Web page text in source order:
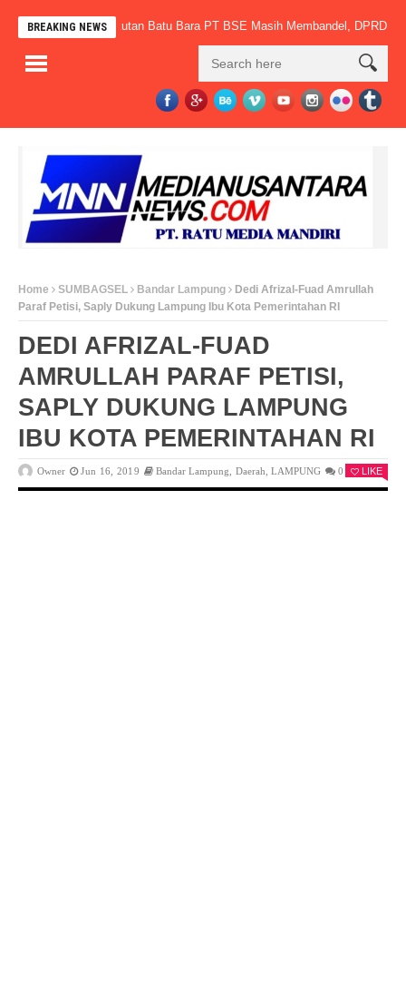
BREAKING NEWS
Bertaring, Angkutan Batu Bara PT BSE Masih Membandel, DPRD PALI
Home SUMBAGSEL Bandar Lampung
Dedi Afrizal-Fuad Amrullah
Paraf Petisi, Saply Dukung Lampung Ibu Kota Pemerintahan RI
DEDI AFRIZAL-FUAD
AMRULLAH PARAF PETISI,
SAPLY DUKUNG LAMPUNG
IBU KOTA PEMERINTAHAN RI
Owner Jun 16, 2019 Bandar Lampung Daerah ,LAMPUNG 0 LIKE